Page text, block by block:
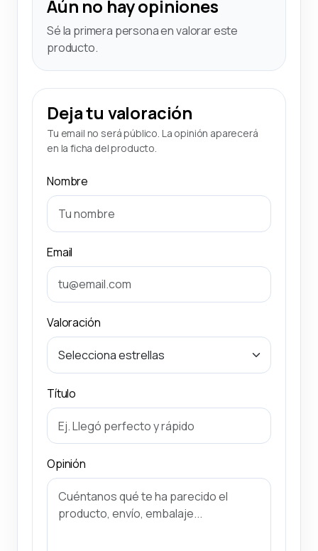
Aún no hay opiniones
Sé la primera persona en valorar este
producto.
Deja tu valoración
Tu email no será público. La opinión aparecerá
en la ficha del producto.
Nombre
Email
Valoración
Título
Opinión